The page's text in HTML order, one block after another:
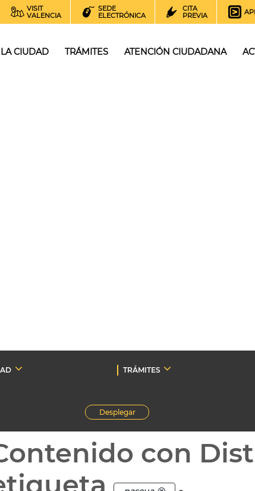
VISIT
VALENCIA
SEDE
ELECTRÓNICA
CITA
PREVIA
LA CIUDAD TRÁMITES ATENCIÓN CIUDADANA
TRÁMITES
Desplegar
con
.